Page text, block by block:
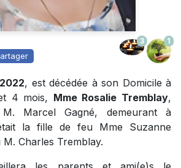
3 1
, est décédée à son Domicile à
4 mois, Mme Rosalie Tremblay,
Marcel Gagné, demeurant à
la fille de feu Mme Suzanne
Charles Tremblay.